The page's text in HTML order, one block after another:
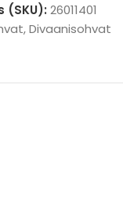
(SKU):26011401
,Divaanisohvat